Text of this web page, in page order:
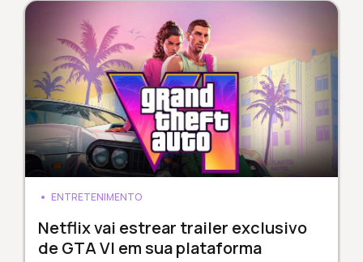
ENTRETENIMENTO
Netflix vai estrear trailer exclusivo
de GTA VI em sua plataforma